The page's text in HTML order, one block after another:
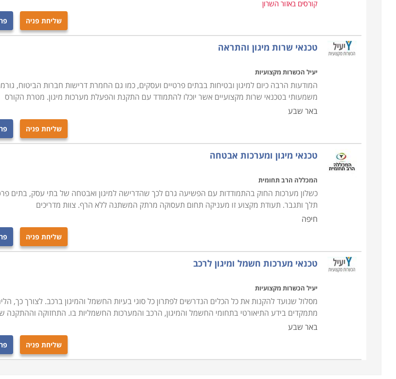
קורסים באזור השרון
שליחת פניה
טכנאי שרות מיגון והתראה
יעיל הכשרות מקצועיות
המודעות הרבה כיום למיגון ובטיחות בבתים פרטיים ועסקים, כמו גם החמרת דרישות חברות הביטוח,
משמעותי בטכנאי שרות מקצועיים אשר יוכלו להתמודד עם התקנת והפעלת מערכות מיגון. מטרת הקורס
באר שבע
שליחת פניה
טכנאי מיגון ומערכות אבטחה
המכללה הרב תחומית
כשלון מערכות החוק בהתמודדות עם הפשיעה גרם לכך שהדרישה למיגון ואבטחה של בתי עסק, בתים
תלך ותגבר. תעודת מקצוע זו מעניקה תחום תעסוקה מרתק המשתנה ללא הרף. צוות מדריכים
חיפה
שליחת פניה
טכנאי מערכות חשמל ומיגון לרכב
יעיל הכשרות מקצועיות
מסלול שנועד להקנות את כל הכלים הנדרשים לפתרון כל סוגי בעיות החשמל והמיגון ברכב. לצורך כך,
מתמקדים בידע התיאורטי בתחומי החשמל והמיגון, הרכב והמערכות החשמליות בו. התחזוקה וההתקנה
באר שבע
שליחת פניה